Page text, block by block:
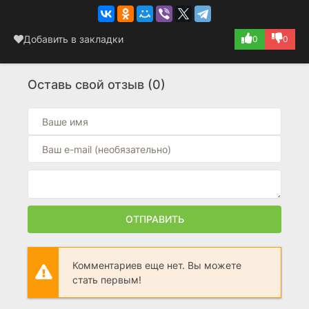
Добавить в закладки 0 0
Оставь свой отзыв (0)
ОТПРАВИТЬ
Комментариев еще нет. Вы можете
стать первым!